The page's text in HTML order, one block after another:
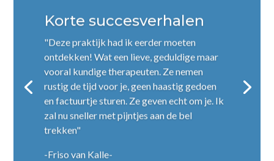
Korte succesverhalen
"Deze praktijk had ik eerder moeten
ontdekken! Wat een lieve, geduldige maar
vooral kundige therapeuten. Ze nemen
rustig de tijd voor je, geen haastig gedoen
en factuurtje sturen. Ze geven echt om je. Ik
zal nu sneller met pijntjes aan de bel
trekken"
-Friso van Kalle-